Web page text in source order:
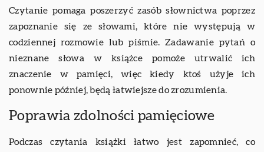
Czytanie pomaga poszerzyć zasób słownictwa poprzez
zapoznanie się ze słowami, które nie występują w
codziennej rozmowie lub piśmie. Zadawanie pytań o
nieznane słowa w książce pomoże utrwalić ich
znaczenie w pamięci, więc kiedy ktoś użyje ich
ponownie później, będą łatwiejsze do zrozumienia.
Poprawia zdolności pamięciowe
Podczas czytania książki łatwo jest zapomnieć, co